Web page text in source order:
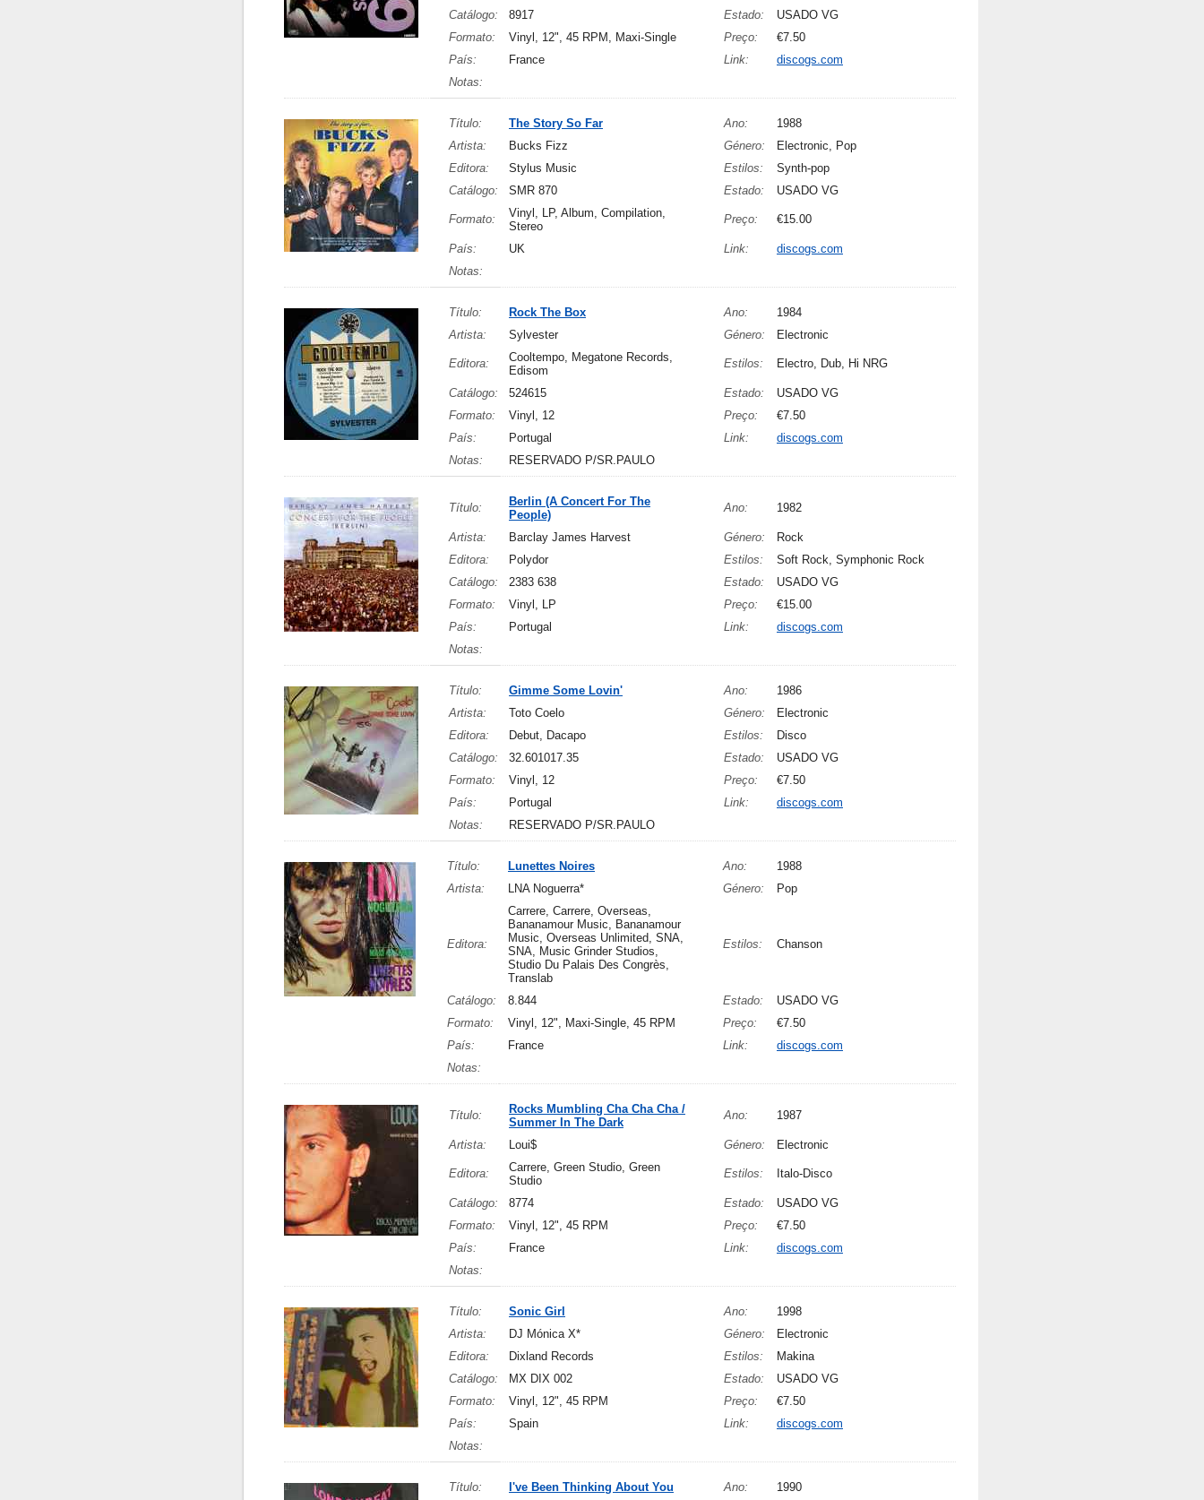
Catálogo: 8917 Estado:
USADO VG
Formato:
Vinyl, 12", 45 RPM, Maxi-Single Preço:
€7.50
País:
France Link:
discogs.com
Notas:
Título: The Story So Far Ano:
1988
Artista:
Bucks Fizz Género:
Electronic, Pop
Editora:
Stylus Music Estilos:
Synth-pop
Catálogo:
SMR 870 Estado: USADO VG
Formato:
Vinyl, LP, Album, Compilation,
Stereo
Preço: €15.00
País: UK Link:
discogs.com
Notas:
Título: Rock The Box Ano:
1984
Artista:
Sylvester Género: Electronic
Editora:
Cooltempo, Megatone Records,
Edisom
Estilos: Electro, Dub, Hi NRG
Catálogo: 524615 Estado:
USADO VG
Formato:
Vinyl, 12 Preço:
€7.50
País:
Portugal Link:
discogs.com
Notas:
RESERVADO P/SR.PAULO
Título:
Berlin (A Concert For The
People)
Ano: 1982
Artista: Barclay James Harvest Género:
Rock
Editora:
Polydor Estilos:
Soft Rock, Symphonic Rock
Catálogo:
2383 638 Estado:
USADO VG
Formato:
Vinyl, LP Preço:
€15.00
País:
Portugal Link:
discogs.com
Notas:
Título: Gimme Some Lovin' Ano:
1986
Artista:
Toto Coelo Género:
Electronic
Editora:
Debut, Dacapo Estilos:
Disco
Catálogo:
32.601017.35 Estado:
USADO VG
Formato:
Vinyl, 12 Preço:
€7.50
País:
Portugal Link:
discogs.com
Notas:
RESERVADO P/SR.PAULO
Título: Lunettes Noires Ano:
1988
Artista:
LNA Noguerra* Género: Pop
Editora:
Carrere, Carrere, Overseas,
Bananamour Music, Bananamour
Music, Overseas Unlimited, SNA,
SNA, Music Grinder Studios,
Studio Du Palais Des Congrès,
Translab
Estilos: Chanson
Catálogo: 8.844 Estado:
USADO VG
Formato:
Vinyl, 12", Maxi-Single, 45 RPM Preço:
€7.50
País:
France Link:
discogs.com
Notas:
Título:
Rocks Mumbling Cha Cha Cha /
Summer In The Dark
Ano: 1987
Artista: Loui$ Género: Electronic
Editora:
Carrere, Green Studio, Green
Studio
Estilos: Italo-Disco
Catálogo: 8774 Estado:
USADO VG
Formato:
Vinyl, 12", 45 RPM Preço:
€7.50
País:
France Link:
discogs.com
Notas:
Título: Sonic Girl Ano:
1998
Artista:
DJ Mónica X* Género:
Electronic
Editora:
Dixland Records Estilos:
Makina
Catálogo:
MX DIX 002 Estado:
USADO VG
Formato:
Vinyl, 12", 45 RPM Preço:
€7.50
País:
Spain Link:
discogs.com
Notas:
Título: I've Been Thinking About You Ano: 1990